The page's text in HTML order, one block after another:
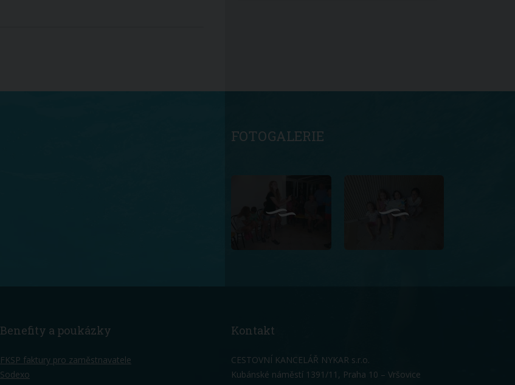
FOTOGALERIE
Benefity a poukázky
FKSP faktury pro zaměstnavatele
Sodexo
Kontakt
CESTOVNÍ KANCELÁŘ NYKAR s.r.o.
Kubánské náměstí 1391/11, Praha 10 – Vršovice